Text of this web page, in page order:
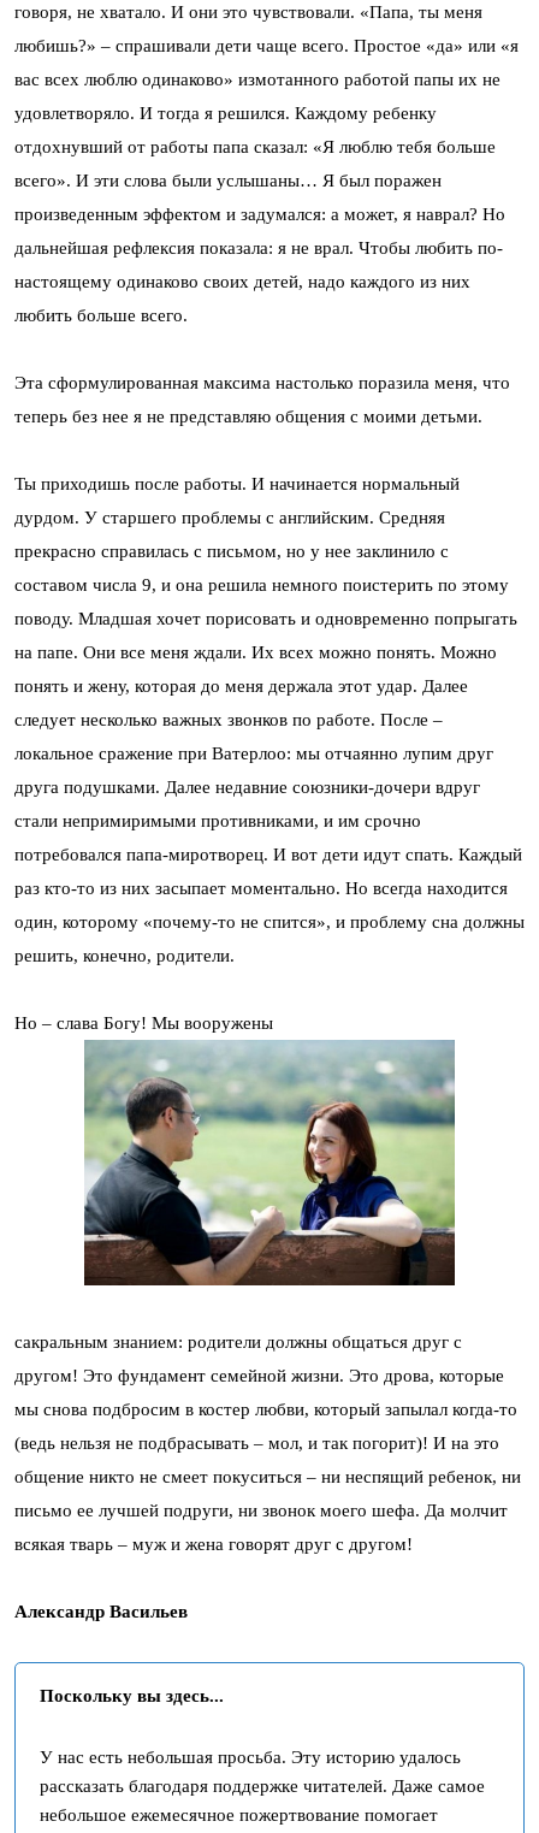
говоря, не хватало. И они это чувствовали. «Папа, ты меня
любишь?» – спрашивали дети чаще всего. Простое «да» или «я
вас всех люблю одинаково» измотанного работой папы их не
удовлетворяло. И тогда я решился. Каждому ребенку
отдохнувший от работы папа сказал: «Я люблю тебя больше
всего». И эти слова были услышаны… Я был поражен
произведенным эффектом и задумался: а может, я наврал? Но
дальнейшая рефлексия показала: я не врал. Чтобы любить по-
настоящему одинаково своих детей, надо каждого из них
любить больше всего.
Эта сформулированная максима настолько поразила меня, что
теперь без нее я не представляю общения с моими детьми.
Ты приходишь после работы. И начинается нормальный
дурдом. У старшего проблемы с английским. Средняя
прекрасно справилась с письмом, но у нее заклинило с
составом числа 9, и она решила немного поистерить по этому
поводу. Младшая хочет порисовать и одновременно попрыгать
на папе. Они все меня ждали. Их всех можно понять. Можно
понять и жену, которая до меня держала этот удар. Далее
следует несколько важных звонков по работе. После –
локальное сражение при Ватерлоо: мы отчаянно лупим друг
друга подушками. Далее недавние союзники-дочери вдруг
стали непримиримыми противниками, и им срочно
потребовался папа-миротворец. И вот дети идут спать. Каждый
раз кто-то из них засыпает моментально. Но всегда находится
один, которому «почему-то не спится», и проблему сна должны
решить, конечно, родители.
Но – слава Богу! Мы вооружены
сакральным знанием: родители должны общаться друг с
другом! Это фундамент семейной жизни. Это дрова, которые
мы снова подбросим в костер любви, который запылал когда-то
(ведь нельзя не подбрасывать – мол, и так погорит)! И на это
общение никто не смеет покуситься – ни неспящий ребенок, ни
письмо ее лучшей подруги, ни звонок моего шефа. Да молчит
всякая тварь – муж и жена говорят друг с другом!
Александр Васильев
Поскольку вы здесь...
У нас есть небольшая просьба. Эту историю удалось
рассказать благодаря поддержке читателей. Даже самое
небольшое ежемесячное пожертвование помогает